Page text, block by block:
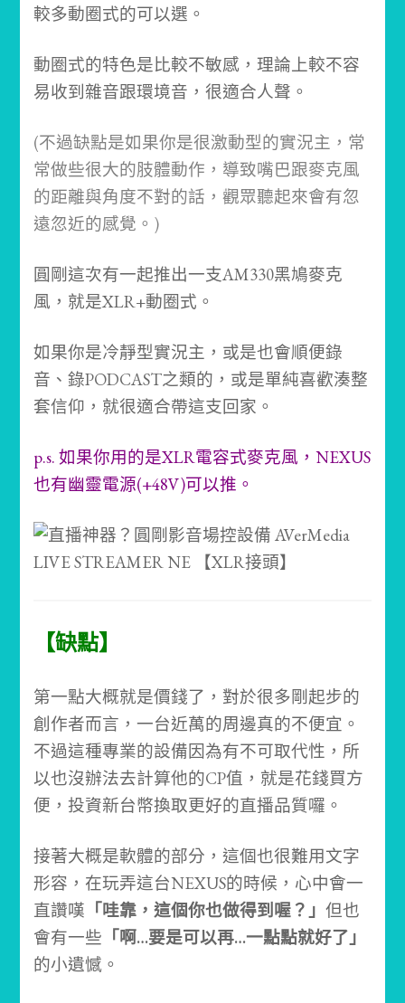
較多動圈式的可以選。
動圈式的特色是比較不敏感，理論上較不容
易收到雜音跟環境音，很適合人聲。
(不過缺點是如果你是很激動型的實況主，常
常做些很大的肢體動作，導致嘴巴跟麥克風
的距離與角度不對的話，觀眾聽起來會有忽
遠忽近的感覺。)
圓剛這次有一起推出一支AM330黑鳩麥克
風，就是XLR+動圈式。
如果你是冷靜型實況主，或是也會順便錄
音、錄PODCAST之類的，或是單純喜歡湊整
套信仰，就很適合帶這支回家。
p.s. 如果你用的是XLR電容式麥克風，NEXUS
也有幽靈電源(+48V)可以推。
【缺點】
第一點大概就是價錢了，對於很多剛起步的
創作者而言，一台近萬的周邊真的不便宜。
不過這種專業的設備因為有不可取代性，所
以也沒辦法去計算他的CP值，就是花錢買方
便，投資新台幣換取更好的直播品質囉。
接著大概是軟體的部分，這個也很難用文字
形容，在玩弄這台NEXUS的時候，心中會一
直讚嘆 「哇靠，這個你也做得到喔？」但也
會有一些 「啊…要是可以再…一點點就好了」
的小遺憾。